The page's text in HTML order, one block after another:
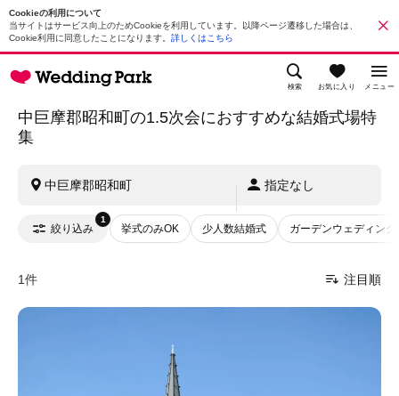
Cookieの利用について
当サイトはサービス向上のためCookieを利用しています。以降ページ遷移した場合は、
Cookie利用に同意したことになります。 詳しくはこちら
検索 お気に入り メニュー
中巨摩郡昭和町の1.5次会におすすめな結婚式場特
集
中巨摩郡昭和町 指定なし
絞り込み
1
挙式のみOK 少人数結婚式 ガーデンウェディング
1件 注目順